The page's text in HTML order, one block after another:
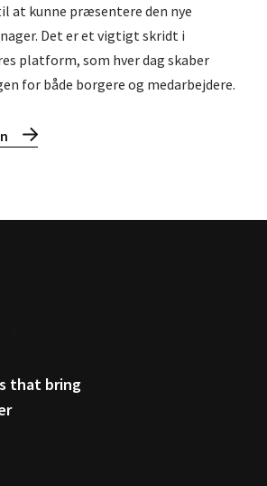
at kunne præsentere den nye
Det er et vigtigt skridt i
platform, som hver dag skaber
for både borgere og medarbejdere.
that bring